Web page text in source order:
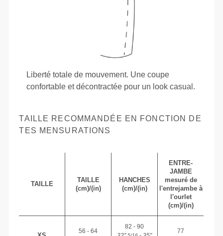
Liberté totale de mouvement. Une coupe
confortable et décontractée pour un look casual.
TAILLE RECOMMANDÉE EN FONCTION DE
TES MENSURATIONS
TAILLE
TAILLE
(cm)/(in)
HANCHES
(cm)/(in)
ENTRE-
JAMBE
mesuré de
l'entrejambe à
l'ourlet
(cm)/(in)
56 - 64
82 - 90
77